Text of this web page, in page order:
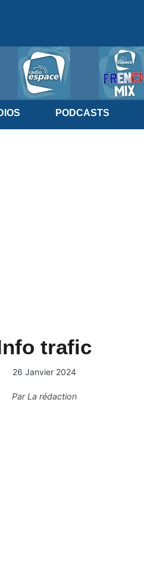
PODCASTS
trafic
26 Janvier 2024
ParLa rédaction